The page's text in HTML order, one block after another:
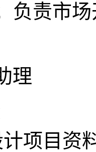
负责市
理
项目资